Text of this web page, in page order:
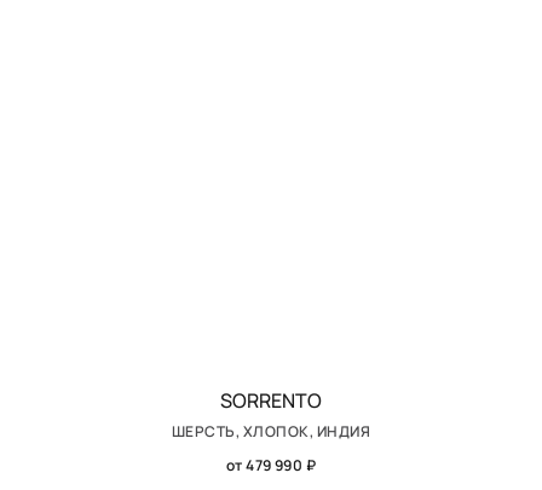
SORRENTO
ШЕРСТЬ, ХЛОПОК, ИНДИЯ
от 479 990 ₽